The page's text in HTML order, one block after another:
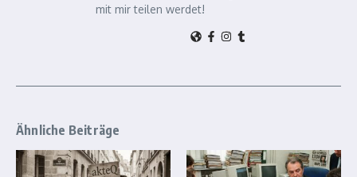
mit mir teilen werdet!
Ähnliche Beiträge